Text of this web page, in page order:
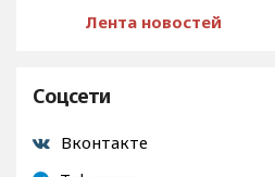
Лента новостей
Соцсети
Вконтакте